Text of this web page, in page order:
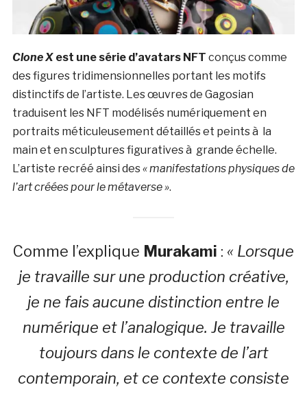
Clone Xest une série d’avatars NFT conçus comme
des figures tridimensionnelles portant les motifs
distinctifs de l’artiste. Les œuvres de Gagosian
traduisent les NFT modélisés numériquement en
portraits méticuleusement détaillés et peints à la
main et en sculptures figuratives à grande échelle.
L’artiste recréé ainsi des« manifestations physiques de
l’art créées pour le métaverse ».
Comme l’explique Murakami : « Lorsque
je travaille sur une production créative,
je ne fais aucune distinction entre le
numérique et l’analogique. Je travaille
toujours dans le contexte de l’art
contemporain, et ce contexte consiste